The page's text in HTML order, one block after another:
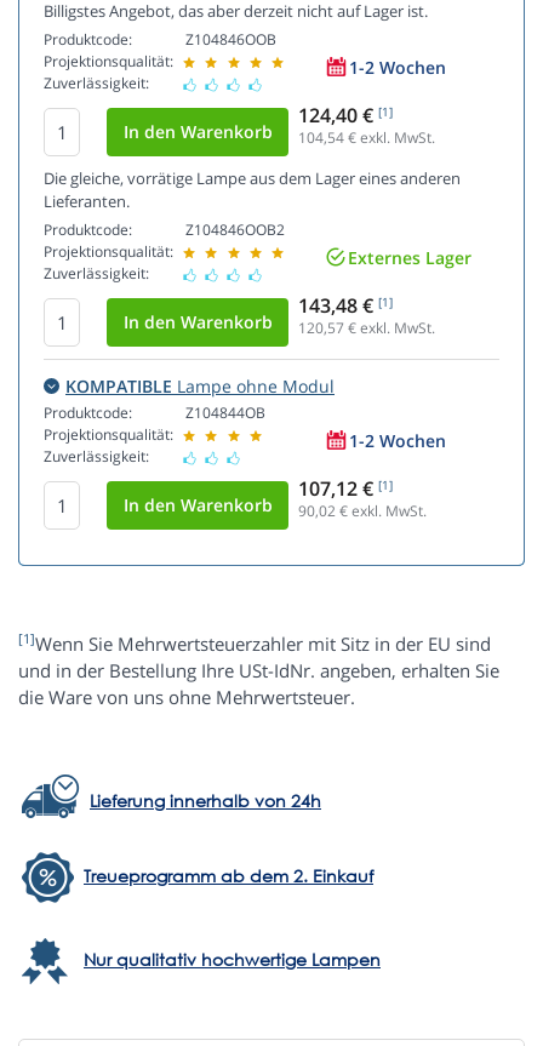
Billigstes Angebot, das aber derzeit nicht auf Lager ist.
Produktcode:
Projektionsqualität:
Zuverlässigkeit:
Z104846OOB
1-2 Wochen
124,40 € [1]
104,54€ exkl. MwSt.
Die gleiche, vorrätige Lampe aus dem Lager eines anderen
Lieferanten.
Produktcode:
Projektionsqualität:
Zuverlässigkeit:
Z104846OOB2
Externes Lager
143,48 € [1]
120,57 € exkl. MwSt.
KOMPATIBLE Lampe ohne Modul
Produktcode:
Projektionsqualität:
Zuverlässigkeit:
Z104844OB
1-2 Wochen
107,12 € [1]
90,02€ exkl. MwSt.
[1]Wenn Sie Mehrwertsteuerzahler mit Sitz in der EU sind
und in der Bestellung Ihre USt-IdNr. angeben, erhalten Sie
die Ware von uns ohne Mehrwertsteuer.
Lieferung innerhalb von 24h
Treueprogramm ab dem 2. Einkauf
Nur qualitativ hochwertige Lampen